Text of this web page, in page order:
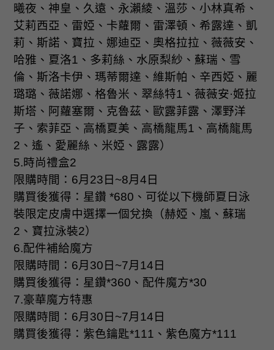
曦夜、神皇、久遠、永瀨綾、溫莎、小林真希、
艾莉西亞、雷婭、卡蘿爾、雷澤頓、希露達、凱
莉、斯諾、寶拉、娜迪亞、奧格拉拉、薇薇安、
哈雅、夏洛1 、多莉絲、水原梨紗、蘇瑞、雪
倫、斯洛卡伊、瑪蒂爾達、維斯帕、辛西婭、麗
璐璐、薇諾娜、格魯米、翠絲特1 、薇薇安·姬拉
斯塔、阿蘿塞爾、克魯茲、歐露菲露、澤野洋
子、索菲亞、高橋夏美、高橋龍馬1 、高橋龍馬
2 、遙、愛麗絲、米婭、露露）
5.時尚禮盒2
限購時間： 6月 23 日 ~8月4 日
購買後獲得：星鑽 *680 、可從以下機師夏日泳
裝限定皮膚中選擇一個兌換（赫婭、嵐、蘇瑞
2 、寶拉泳裝2）
6.配件補給魔方
限購時間： 6月 30 日 ~7月 14 日
購買後獲得：星鑽*360 、配件魔方*30
7.豪華魔方特惠
限購時間： 6月 30 日 ~7月 14 日
購買後獲得：紫色鑰匙*111 、紫色魔方*111